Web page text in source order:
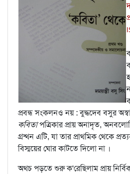
প্রবন্ধ সংকলনও নয় : বুদ্ধদেব বসুর
কবিতাপত্রিকার প্রায় অনাদৃত,
গ্রন্থন এটি, যা তার প্রাথমিক থেকে
বিস্ময়ের ঘোর কাটতে দিলো না ।
অথচ পড়তে শুরু ক'রেছিলাম প্রায়